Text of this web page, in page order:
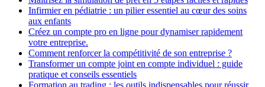
Infirmier en pédiatrie : un pilier essentiel au cœur des soins
aux enfants
Créez un compte pro en ligne pour dynamiser rapidement
votre entreprise.
Comment renforcer la compétitivité de son entreprise ?
Transformer un compte joint en compte individuel : guide
pratique et conseils essentiels
Formation au trading : les outils indispensables pour réussir